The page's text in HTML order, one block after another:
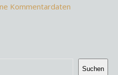
Kommentardaten
Suchen